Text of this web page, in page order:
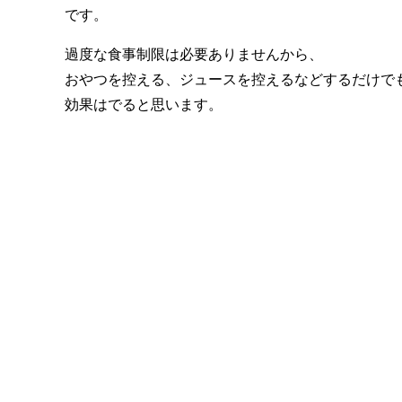
です。
過度な食事制限は必要ありませんから、
おやつを控える、ジュースを控えるなどするだけで
効果はでると思います。